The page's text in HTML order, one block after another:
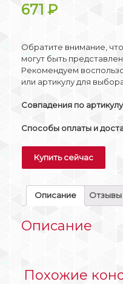
671 ₽
Обратите внимание,
могут быть
Рекомендуем
или артикулу для
Совпадения по
Способы оплаты и
Купить сейчас
Описание Отзывы
Описание
Похожие